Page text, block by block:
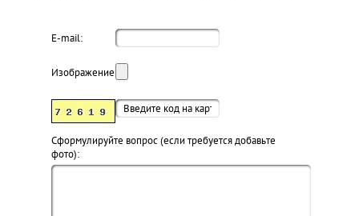
E-mail:
Изображение:
Cформулируйте вопрос (если требуется добавьте
фото):